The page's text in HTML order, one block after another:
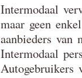
Intermodaal
maar geen
aanbieders
Intermodaal